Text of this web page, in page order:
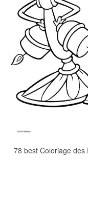
78 best Coloriage des